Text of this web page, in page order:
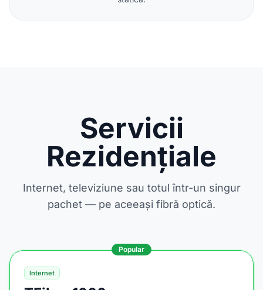
Servicii
Rezidențiale
Internet, televiziune sau totul într-un singur
pachet — pe aceeași fibră optică.
Popular
Internet